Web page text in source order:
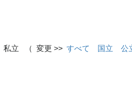
私立 （ 変更 >> すべて 国立 公